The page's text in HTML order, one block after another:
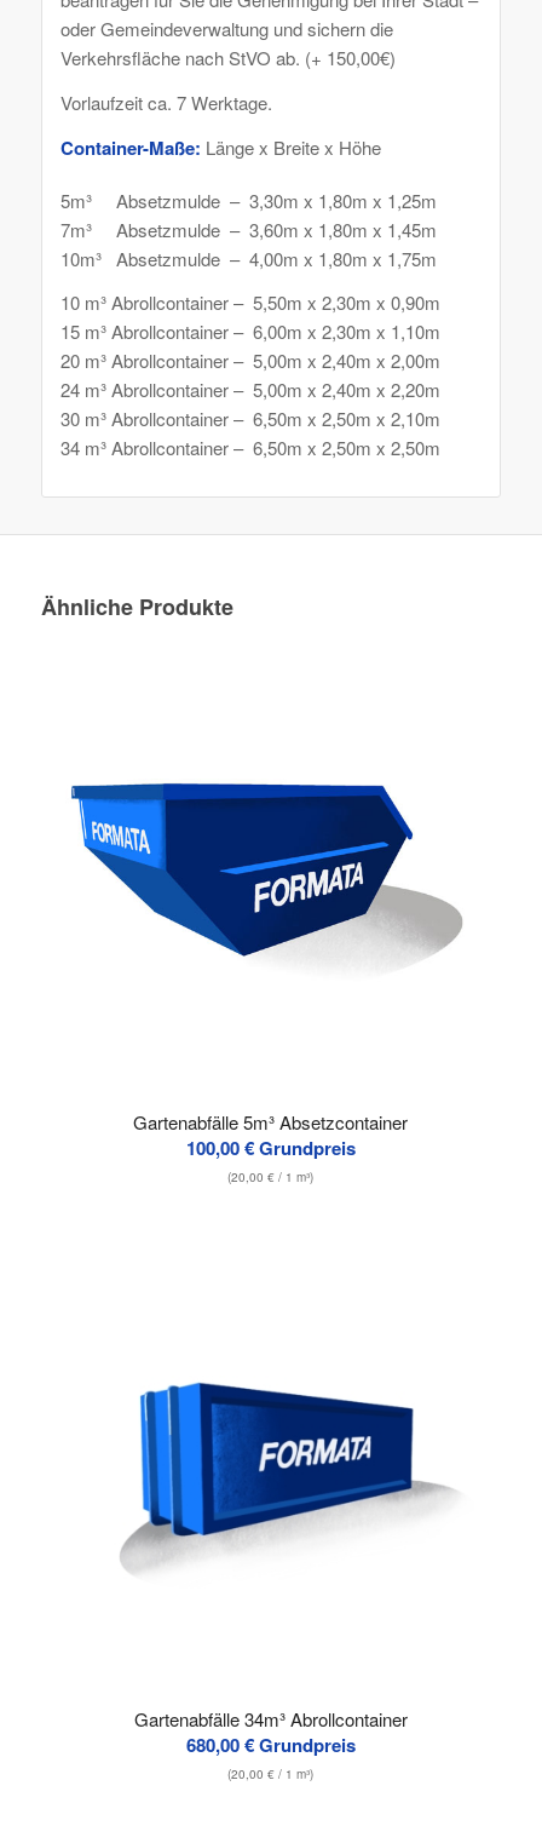
oder Gemeindeverwaltung und sichern die
Verkehrsfläche nach StVO ab. (+ 150,00€)
Vorlaufzeit ca. 7 Werktage.
Container-Maße: Länge x Breite x Höhe
5m³ Absetzmulde – 3,30m x 1,80m x 1,25m
7m³ Absetzmulde – 3,60m x 1,80m x 1,45m
10m³ Absetzmulde – 4,00m x 1,80m x 1,75m
10 m³ Abrollcontainer – 5,50m x 2,30m x 0,90m
15 m³ Abrollcontainer – 6,00m x 2,30m x 1,10m
20 m³ Abrollcontainer – 5,00m x 2,40m x 2,00m
24 m³ Abrollcontainer – 5,00m x 2,40m x 2,20m
30 m³ Abrollcontainer – 6,50m x 2,50m x 2,10m
34 m³ Abrollcontainer – 6,50m x 2,50m x 2,50m
Ähnliche Produkte
Gartenabfälle 5m³ Absetzcontainer
100,00€Grundpreis
(20,00€ / 1 m³)
Gartenabfälle 34m³ Abrollcontainer
680,00€Grundpreis
(20,00€ / 1 m³)